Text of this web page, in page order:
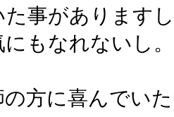
た事があります
もなれないし。
の方に喜んでい